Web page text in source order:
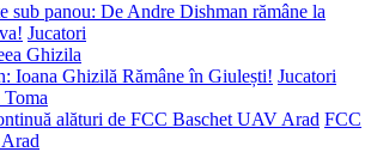
sub panou: De Andre Dishman rămâne la
Jucatori
Ioana Ghizilă Rămâne în Giulești! Jucatori
alături de FCC Baschet UAV Arad FCC